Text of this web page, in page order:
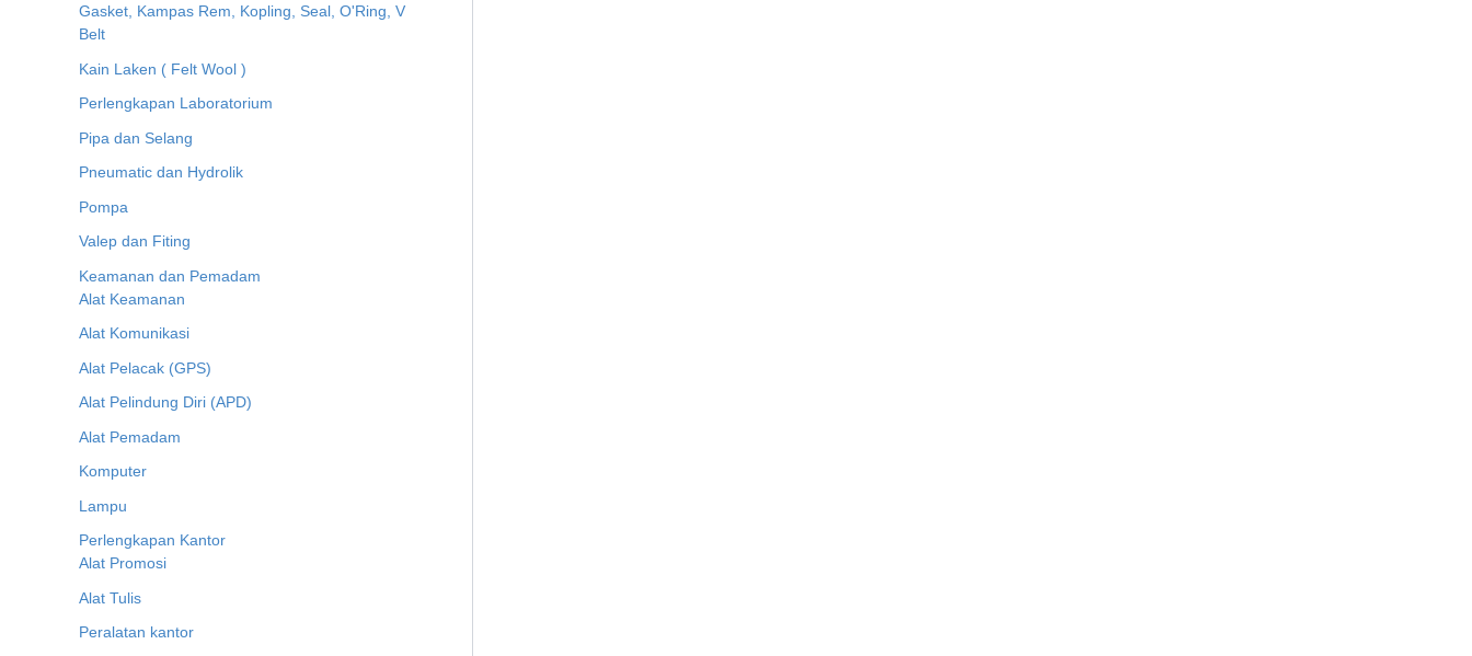
Gasket, Kampas Rem, Kopling, Seal, O'Ring, V
Belt
Kain Laken ( Felt Wool )
Perlengkapan Laboratorium
Pipa dan Selang
Pneumatic dan Hydrolik
Pompa
Valep dan Fiting
Keamanan dan Pemadam
Alat Keamanan
Alat Komunikasi
Alat Pelacak (GPS)
Alat Pelindung Diri (APD)
Alat Pemadam
Komputer
Lampu
Perlengkapan Kantor
Alat Promosi
Alat Tulis
Peralatan kantor